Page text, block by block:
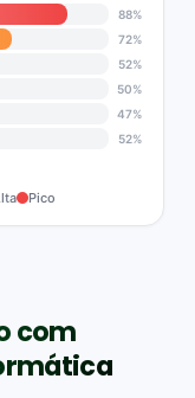
88%
72%
52%
50%
47%
52%
Pico
com